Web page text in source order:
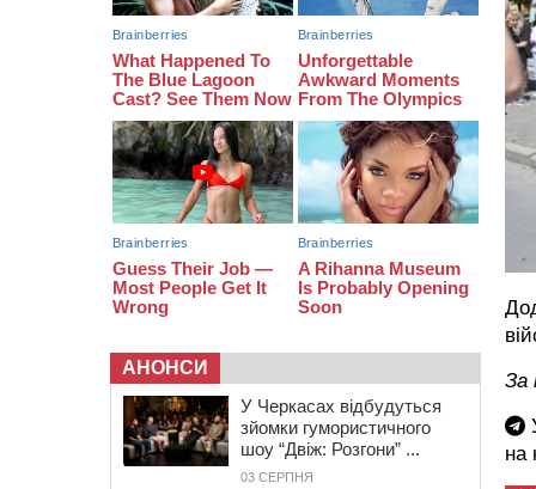
За
на
14:03 Постраждав водій і неповнолітня
пасажирка: у Чорнобаї мотоцикліст
врізався у легковик
13:30
Раптово помер: у Черкасах
попрощалися із 35-річним
прикордонником
АНОНСИ
У Черкасах відбудуться
зйомки гумористичного
шоу “Двіж: Розгони” ...
03 СЕРПНЯ